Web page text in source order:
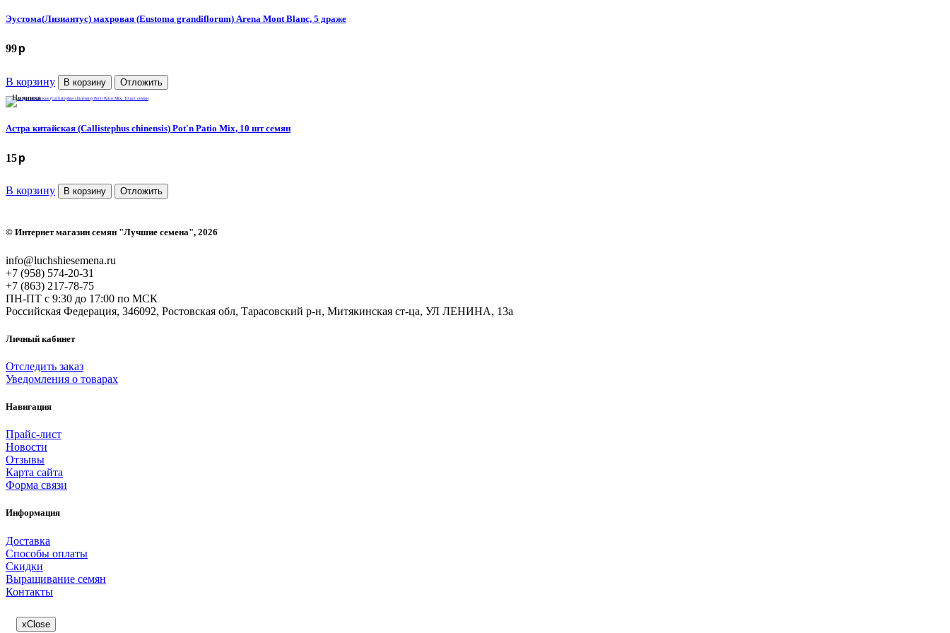
Эустома(Лизиантус) махровая (Eustoma grandiflorum) Arena Mont Blanc, 5 драже
99p
В корзину В корзину Отложить
Новинка
Астра китайская (Callistephus chinensis) Pot'n Patio Mix, 10 шт семян
15p
В корзину В корзину Отложить
© Интернет магазин семян "Лучшие семена", 2026
info@luchshiesemena.ru
+7 (958) 574-20-31
+7 (863) 217-78-75
ПН-ПТ с 9:30 до 17:00 по МСК
Российская Федерация, 346092, Ростовская обл, Тарасовский р-н, Митякинская ст-ца, УЛ ЛЕНИНА, 13а
Личный кабинет
Отследить заказ
Уведомления о товарах
Навигация
Прайс-лист
Новости
Отзывы
Карта сайта
Форма связи
Информация
Доставка
Способы оплаты
Скидки
Выращивание семян
Контакты
xClose